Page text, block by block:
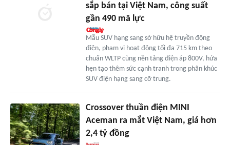
sắp bán tại Việt Nam, công suất
gần 490 mã lực
Mẫu SUV hạng sang sở hữu hệ truyền động
điện, phạm vi hoạt động tối đa 715 km theo
chuẩn WLTP cùng nền tảng điện áp 800V, hứa
hẹn tạo thêm sức cạnh tranh trong phân khúc
SUV điện hạng sang cỡ trung.
Crossover thuần điện MINI
Aceman ra mắt Việt Nam, giá hơn
2,4 tỷ đồng